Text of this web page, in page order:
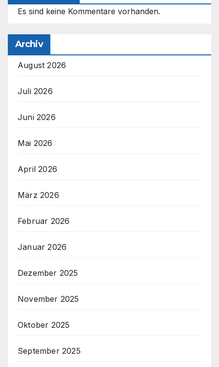
Es sind keine Kommentare vorhanden.
Archiv
August 2026
Juli 2026
Juni 2026
Mai 2026
April 2026
März 2026
Februar 2026
Januar 2026
Dezember 2025
November 2025
Oktober 2025
September 2025